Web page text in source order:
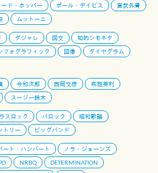
ード・ホッパー ポール・デイビス
宮武外骨
ムットーニ
ダジャレ 回文
知的シモネタ
フォグラフィック 図像
ダイヤグラム
今和次郎 西岡文彦
布施英利
スージー鈴木
スロック バロック
昭和歌謡
トリー ビッグバンド
ート・ハンバート
ノラ・ジョーンズ
NRBQ
DETERMINATION